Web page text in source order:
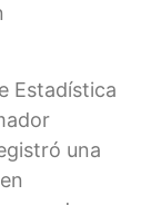
Estadística
una